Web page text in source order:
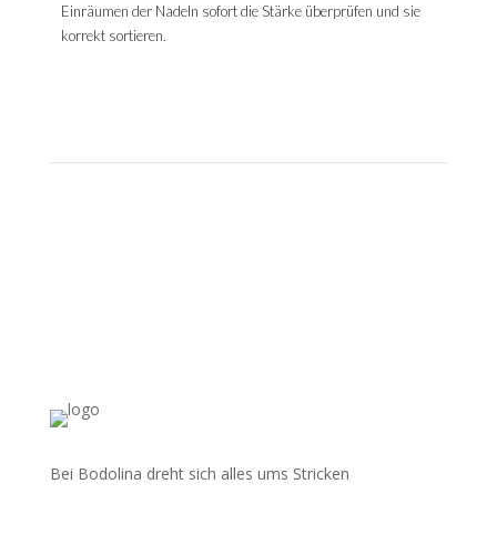
Einräumen der Nadeln sofort die Stärke überprüfen und sie
korrekt sortieren.
Bei Bodolina dreht sich alles ums Stricken